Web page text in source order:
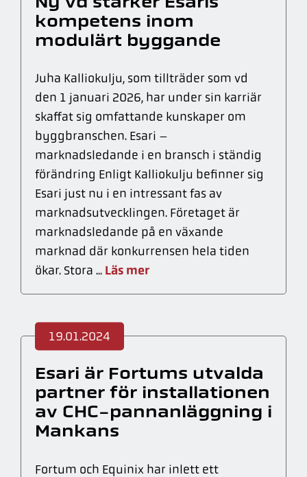
kompetens inom
modulärt byggande
Juha Kalliokulju, som tillträder som vd
den 1 januari 2026, har under sin karriär
skaffat sig omfattande kunskaper om
byggbranschen. Esari –
marknadsledande i en bransch i ständig
förändring Enligt Kalliokulju befinner sig
Esari just nu i en intressant fas av
marknadsutvecklingen. Företaget är
marknadsledande på en växande
marknad där konkurrensen hela tiden
ökar. Stora ... Läs mer
19.01.2024
Esari är Fortums utvalda
partner för installationen
av CHC-pannanläggning i
Mankans
Fortum och Equinix har inlett ett